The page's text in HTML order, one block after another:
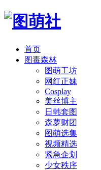
首页
图毒森林
图萌工坊
网红正妹
Cosplay
美丝博主
日韩套图
森萝财团
图萌选集
视频精选
紧急企划
少女秩序